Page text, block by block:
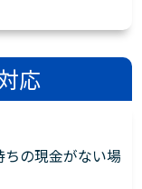
応
の現金がない場